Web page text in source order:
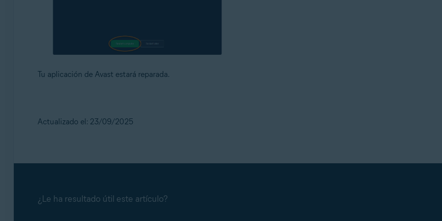
Tu aplicación de Avast estará reparada.
Actualizado el: 23/09/2025
¿Le ha resultado útil este artículo?